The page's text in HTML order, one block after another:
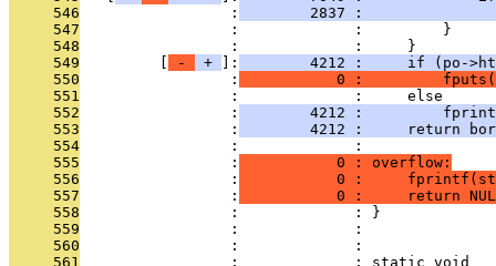
     546
                 :
2837 :
     547
                 :             :         }
     548
                 :             :     }
     549
- + ]:
4212 :     if (po-
     550
                 :
0 :
     551
                 :             :     else
     552
                 :
4212 :
     553
                 :
4212 :     return
     554
                 :             :
     555
                 :
           0 : overflow:
     556
                 :
0 :
     557
                 :
0 :     return
     558
                 :             : }
     559
                 :             :
     560
                 :             :
     561
                 :             : static void